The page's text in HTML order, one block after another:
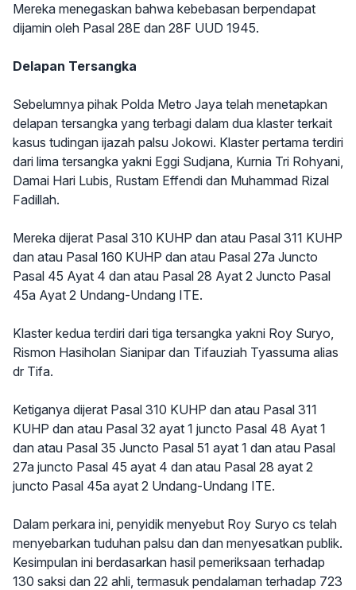
Mereka menegaskan bahwa kebebasan berpendapat
dijamin oleh Pasal 28E dan 28F UUD 1945.
Delapan Tersangka
Sebelumnya pihak Polda Metro Jaya telah menetapkan
delapan tersangka yang terbagi dalam dua klaster terkait
kasus tudingan ijazah palsu Jokowi. Klaster pertama terdiri
dari lima tersangka yakni Eggi Sudjana, Kurnia Tri Rohyani,
Damai Hari Lubis, Rustam Effendi dan Muhammad Rizal
Fadillah.
Mereka dijerat Pasal 310 KUHP dan atau Pasal 311 KUHP
dan atau Pasal 160 KUHP dan atau Pasal 27a Juncto
Pasal 45 Ayat 4 dan atau Pasal 28 Ayat 2 Juncto Pasal
45a Ayat 2 Undang-Undang ITE.
Klaster kedua terdiri dari tiga tersangka yakni Roy Suryo,
Rismon Hasiholan Sianipar dan Tifauziah Tyassuma alias
dr Tifa.
Ketiganya dijerat Pasal 310 KUHP dan atau Pasal 311
KUHP dan atau Pasal 32 ayat 1 juncto Pasal 48 Ayat 1
dan atau Pasal 35 Juncto Pasal 51 ayat 1 dan atau Pasal
27a juncto Pasal 45 ayat 4 dan atau Pasal 28 ayat 2
juncto Pasal 45a ayat 2 Undang-Undang ITE.
Dalam perkara ini, penyidik menyebut Roy Suryo cs telah
menyebarkan tuduhan palsu dan dan menyesatkan publik.
Kesimpulan ini berdasarkan hasil pemeriksaan terhadap
130 saksi dan 22 ahli, termasuk pendalaman terhadap 723